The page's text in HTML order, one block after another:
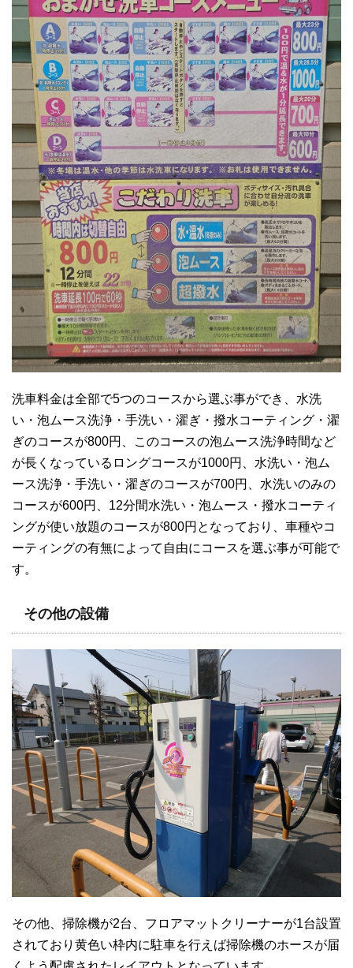
洗車料金は全部で5つのコースから選ぶ事ができ、水洗
い・泡ムース洗浄・手洗い・濯ぎ・撥水コーティング・濯
ぎのコースが800円、このコースの泡ムース洗浄時間など
が長くなっているロングコースが1000円、水洗い・泡ム
ース洗浄・手洗い・濯ぎのコースが700円、水洗いのみの
コースが600円、12分間水洗い・泡ムース・撥水コーティ
ングが使い放題のコースが800円となっており、車種やコ
ーティングの有無によって自由にコースを選ぶ事が可能で
す。
その他の設備
その他、掃除機が2台、フロアマットクリーナーが1台設置
されており黄色い枠内に駐車を行えば掃除機のホースが届